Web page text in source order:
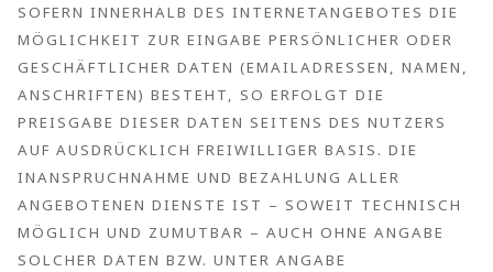
SOFERN INNERHALB DES INTERNETANGEBOTES DIE
MÖGLICHKEIT ZUR EINGABE PERSÖNLICHER ODER
GESCHÄFTLICHER DATEN (EMAILADRESSEN, NAMEN,
ANSCHRIFTEN) BESTEHT, SO ERFOLGT DIE
PREISGABE DIESER DATEN SEITENS DES NUTZERS
AUF AUSDRÜCKLICH FREIWILLIGER BASIS. DIE
INANSPRUCHNAHME UND BEZAHLUNG ALLER
ANGEBOTENEN DIENSTE IST – SOWEIT TECHNISCH
MÖGLICH UND ZUMUTBAR – AUCH OHNE ANGABE
SOLCHER DATEN BZW. UNTER ANGABE